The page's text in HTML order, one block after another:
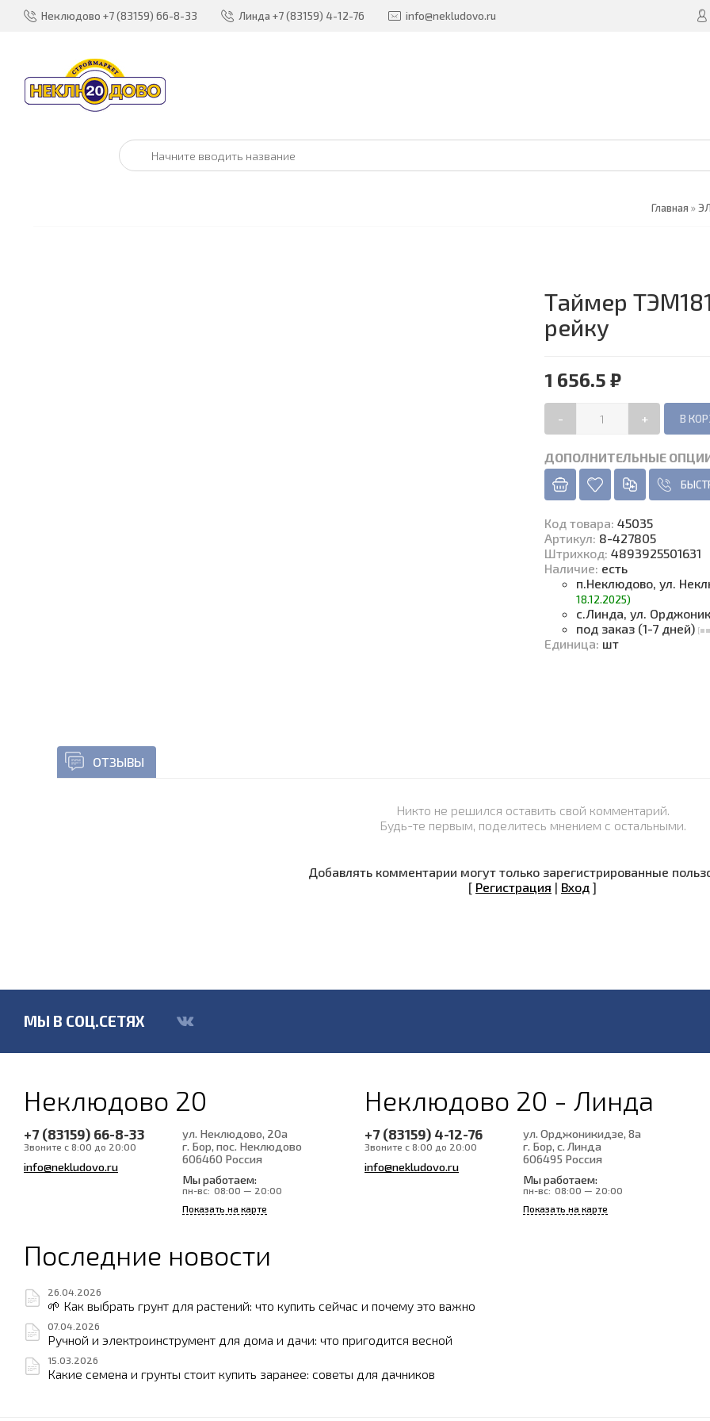
Неклюдово +7 (83159) 66-8-33 Линда +7 (83159) 4-12-76 info@nekludovo.ru
Главная »
Таймер
рейку
1 656.5 ₽
- +
ДОПОЛНИТЕЛЬНЫЕ
Код товара: 45035
Артикул: 8-427805
Штрихкод: 4893925501631
Наличие: есть
п.Неклюдово, ул.
18.12.2025)
с.Линда, ул.
под заказ (1-7 дней)
Единица: шт
ОТЗЫВЫ
Никто не решился оставить свой комментарий.
Будь-те первым, поделитесь мнением с остальными.
Добавлять комментарии могут только зарегистрированные
[ Регистрация | Вход ]
МЫ В СОЦ.СЕТЯХ
Неклюдово 20
+7 (83159) 66-8-33
Звоните с 8:00 до 20:00
info@nekludovo.ru
ул. Неклюдово, 20а
г. Бор, пос. Неклюдово
606460 Россия
Мы работаем:
пн-вс: 08:00 — 20:00
Показать на карте
Неклюдово 20 - Линда
+7 (83159) 4-12-76
Звоните с 8:00 до 20:00
info@nekludovo.ru
ул. Орджоникидзе, 8а
г. Бор, с. Линда
606495 Россия
Мы работаем:
пн-вс: 08:00 — 20:00
Показать на карте
Последние новости
26.04.2026
🌱 Как выбрать грунт для растений: что купить сейчас и почему это важно
07.04.2026
Ручной и электроинструмент для дома и дачи: что пригодится весной
15.03.2026
Какие семена и грунты стоит купить заранее: советы для дачников